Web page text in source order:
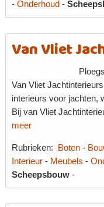
-Onderhoud -
Van Vliet
Van Vliet
interieurs voor jachten,
Bij van Vliet
meer
Rubrieken: Boten -
Interieur - Meubels -
Scheepsbouw -